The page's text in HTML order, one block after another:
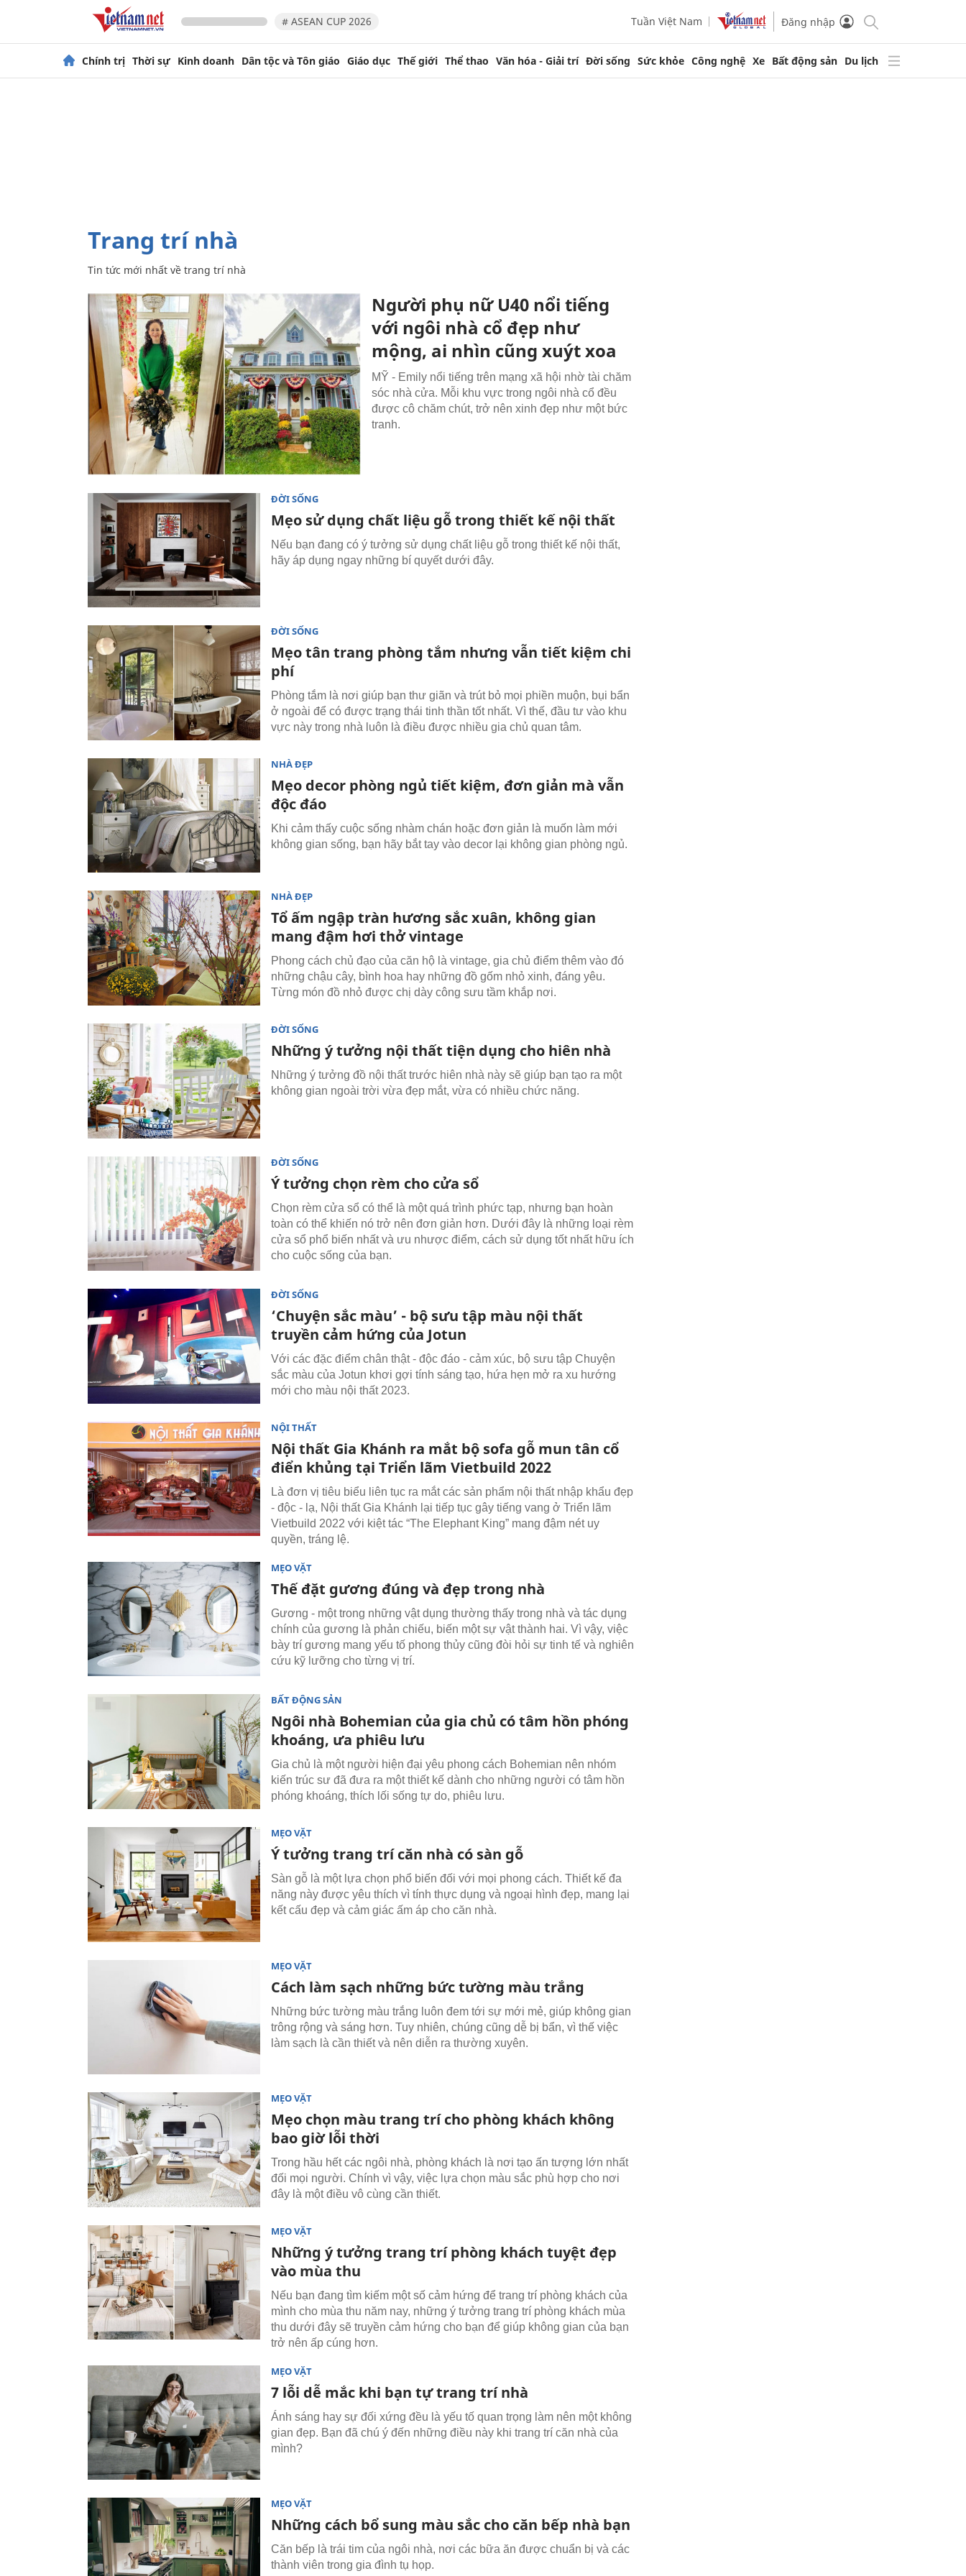
# ASEAN CUP 2026 Tuần Việt Nam Đăng nhập
Chính trị Thời sự Kinh doanh Dân tộc và Tôn giáo Giáo dục Thế giới Thể thao Văn hóa - Giải trí Đời sống Sức khỏe Công nghệ Xe Bất động sản Du lịch
trang trí nhà
Tin tức mới nhất về trang trí nhà
Người phụ nữ U40 nổi tiếng
với ngôi nhà cổ đẹp như
mộng, ai nhìn cũng xuýt xoa
MỸ - Emily nổi tiếng trên mạng xã hội nhờ tài chăm
sóc nhà cửa. Mỗi khu vực trong ngôi nhà cổ đều
được cô chăm chút, trở nên xinh đẹp như một bức
tranh.
ĐỜI SỐNG
Mẹo sử dụng chất liệu gỗ trong thiết kế nội thất
Nếu bạn đang có ý tưởng sử dụng chất liệu gỗ trong thiết kế nội thất,
hãy áp dụng ngay những bí quyết dưới đây.
ĐỜI SỐNG
Mẹo tân trang phòng tắm nhưng vẫn tiết kiệm chi
phí
Phòng tắm là nơi giúp bạn thư giãn và trút bỏ mọi phiền muộn, bụi bẩn
ở ngoài để có được trạng thái tinh thần tốt nhất. Vì thế, đầu tư vào khu
vực này trong nhà luôn là điều được nhiều gia chủ quan tâm.
NHÀ ĐẸP
Mẹo decor phòng ngủ tiết kiệm, đơn giản mà vẫn
độc đáo
Khi cảm thấy cuộc sống nhàm chán hoặc đơn giản là muốn làm mới
không gian sống, bạn hãy bắt tay vào decor lại không gian phòng ngủ.
NHÀ ĐẸP
Tổ ấm ngập tràn hương sắc xuân, không gian
mang đậm hơi thở vintage
Phong cách chủ đạo của căn hộ là vintage, gia chủ điểm thêm vào đó
những chậu cây, bình hoa hay những đồ gốm nhỏ xinh, đáng yêu.
Từng món đồ nhỏ được chị dày công sưu tầm khắp nơi.
ĐỜI SỐNG
Những ý tưởng nội thất tiện dụng cho hiên nhà
Những ý tưởng đồ nội thất trước hiên nhà này sẽ giúp bạn tạo ra một
không gian ngoài trời vừa đẹp mắt, vừa có nhiều chức năng.
ĐỜI SỐNG
Ý tưởng chọn rèm cho cửa sổ
Chọn rèm cửa sổ có thể là một quá trình phức tạp, nhưng bạn hoàn
toàn có thể khiến nó trở nên đơn giản hơn. Dưới đây là những loại rèm
cửa sổ phổ biến nhất và ưu nhược điểm, cách sử dụng tốt nhất hữu ích
cho cuộc sống của bạn.
ĐỜI SỐNG
‘Chuyện sắc màu’ - bộ sưu tập màu nội thất
truyền cảm hứng của Jotun
Với các đặc điểm chân thật - độc đáo - cảm xúc, bộ sưu tập Chuyện
sắc màu của Jotun khơi gợi tính sáng tạo, hứa hẹn mở ra xu hướng
mới cho màu nội thất 2023.
NỘI THẤT
Nội thất Gia Khánh ra mắt bộ sofa gỗ mun tân cổ
điển khủng tại Triển lãm Vietbuild 2022
Là đơn vị tiêu biểu liên tục ra mắt các sản phẩm nội thất nhập khẩu đẹp
- độc - lạ, Nội thất Gia Khánh lại tiếp tục gây tiếng vang ở Triển lãm
Vietbuild 2022 với kiệt tác “The Elephant King” mang đậm nét uy
quyền, tráng lệ.
MẸO VẶT
Thế đặt gương đúng và đẹp trong nhà
Gương - một trong những vật dụng thường thấy trong nhà và tác dụng
chính của gương là phản chiếu, biến một sự vật thành hai. Vì vậy, việc
bày trí gương mang yếu tố phong thủy cũng đòi hỏi sự tinh tế và nghiên
cứu kỹ lưỡng cho từng vị trí.
BẤT ĐỘNG SẢN
Ngôi nhà Bohemian của gia chủ có tâm hồn phóng
khoáng, ưa phiêu lưu
Gia chủ là một người hiện đại yêu phong cách Bohemian nên nhóm
kiến trúc sư đã đưa ra một thiết kế dành cho những người có tâm hồn
phóng khoáng, thích lối sống tự do, phiêu lưu.
MẸO VẶT
Ý tưởng trang trí căn nhà có sàn gỗ
Sàn gỗ là một lựa chọn phổ biến đối với mọi phong cách. Thiết kế đa
năng này được yêu thích vì tính thực dụng và ngoại hình đẹp, mang lại
kết cấu đẹp và cảm giác ấm áp cho căn nhà.
MẸO VẶT
Cách làm sạch những bức tường màu trắng
Những bức tường màu trắng luôn đem tới sự mới mẻ, giúp không gian
trông rộng và sáng hơn. Tuy nhiên, chúng cũng dễ bị bẩn, vì thế việc
làm sạch là cần thiết và nên diễn ra thường xuyên.
MẸO VẶT
Mẹo chọn màu trang trí cho phòng khách không
bao giờ lỗi thời
Trong hầu hết các ngôi nhà, phòng khách là nơi tạo ấn tượng lớn nhất
đối mọi người. Chính vì vậy, việc lựa chọn màu sắc phù hợp cho nơi
đây là một điều vô cùng cần thiết.
MẸO VẶT
Những ý tưởng trang trí phòng khách tuyệt đẹp
vào mùa thu
Nếu bạn đang tìm kiếm một số cảm hứng để trang trí phòng khách của
mình cho mùa thu năm nay, những ý tưởng trang trí phòng khách mùa
thu dưới đây sẽ truyền cảm hứng cho bạn để giúp không gian của bạn
trở nên ấp cúng hơn.
MẸO VẶT
7 lỗi dễ mắc khi bạn tự trang trí nhà
Ánh sáng hay sự đối xứng đều là yếu tố quan trọng làm nên một không
gian đẹp. Bạn đã chú ý đến những điều này khi trang trí căn nhà của
mình?
MẸO VẶT
Những cách bổ sung màu sắc cho căn bếp nhà bạn
Căn bếp là trái tim của ngôi nhà, nơi các bữa ăn được chuẩn bị và các
thành viên trong gia đình tụ họp.